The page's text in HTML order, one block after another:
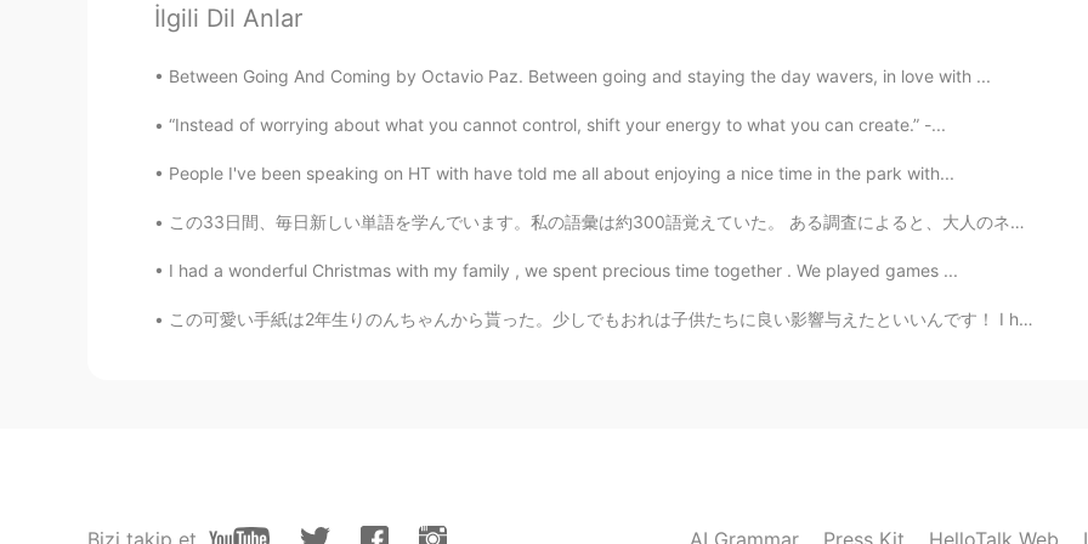
İlgili Dil Anlar
Between Going And Coming by Octavio Paz. Between going and staying the day wavers, in love with ...
“Instead of worrying about what you cannot control, shift your energy to what you can create.” -...
People I've been speaking on HT with have told me all about enjoying a nice time in the park with...
この33日間、毎日新しい単語を学んでいます。私の語彙は約300語覚えていた。 ある調査によると、大人のネイティブスピーカーは約2万語を知っている。そして、4歳から5歳のネイティブの子供は5000...
I had a wonderful Christmas with my family , we spent precious time together . We played games ...
この可愛い手紙は2年生りのんちゃんから貰った。少しでもおれは子供たちに良い影響与えたといいんです！ I hope I was a good teacher to these kids. I ho...
Bizi takip et AI Grammar Press Kit HelloTalk Web